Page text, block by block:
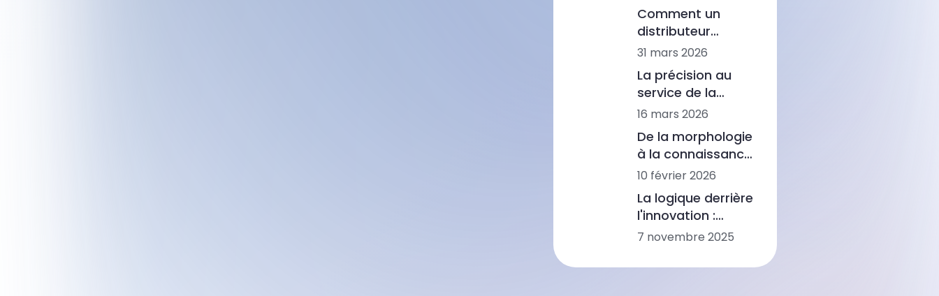
ses avancées
dans le domaine
de l'analyse
hématologique de
quatrième
génération
Comment un
distributeur
régional a relancé
la modernisation
des équipements
sur un marché
mature du
diagnostic
vétérinaire
31 mars 2026
La précision au
service de la
régénération -
Comment une
entreprise
biotechnologique
américaine fait
progresser la
recherche sur le
PRP avec Ozelle
16 mars 2026
De la morphologie
à la connaissance
clinique : Les
diagnostics
alimentés par l'IA
d'Ozelle au WHX
Labs Dubai 2026
10 février 2026
La logique derrière
l'innovation :
Comment Ozelle
diagnostic avec
7 novembre 2025